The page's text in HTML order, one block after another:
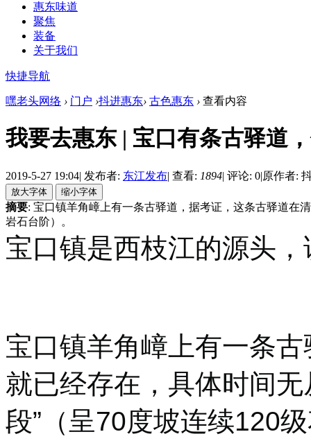
惠东味道
聚焦
装备
关于我们
快捷导航
嘿老头网络 › 门户 ›抖进惠东› 古色惠东 › 查看内容
我要去惠东 | 宝口有条古驿道
2019-5-27 19:04| 发布者: 东江发布| 查看: 1894| 评论: 0|原作者:
摘要: 宝口镇羊角嶂上有一条古驿道，据考证，这条古驿道在
岩石台阶）。
宝口镇是西枝江的源头
宝口镇羊角嶂上有一条
就已经存在，具体时间
段”（呈70度坡连续120